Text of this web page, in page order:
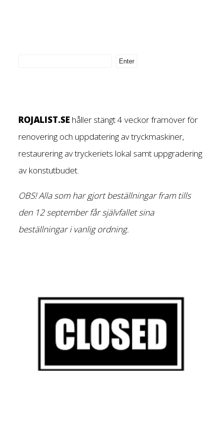
ROJALIST.SE håller stängt 4 veckor framöver för
renovering och uppdatering av tryckmaskiner,
restaurering av tryckeriets lokal samt uppgradering
av konstutbudet.
OBS! Alla som har gjort beställningar fram tills
den 12 september får självfallet sina
beställningar i vanlig ordning.